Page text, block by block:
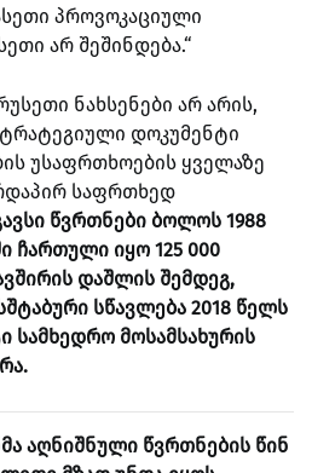
პროვოკაციული
არ შეშინდება.“
ნახსენები არ არის,
დოკუმენტი
უსაფრთხოების ყველაზე
საფრთხედ
წვრთნები ბოლოს 1988
ჩართული იყო 125 000
დაშლის შემდეგ,
სწავლება 2018 წელს
სამხედრო მოსამსახურის
აღნიშნული წვრთნების წინ